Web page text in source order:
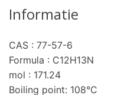
Informatie
CAS : 77-57-6
Formula : C12H13N
mol : 171.24
Boiling point: 108°C